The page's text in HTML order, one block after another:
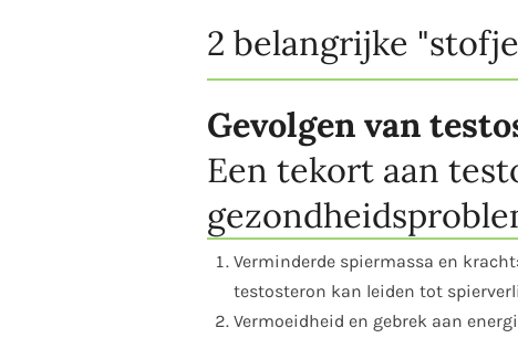
2 belangrijke
Gevolgen van
Een tekort aan
Verminderde spiermassa en
testosteron kan leiden tot
Vermoeidheid en gebrek aan